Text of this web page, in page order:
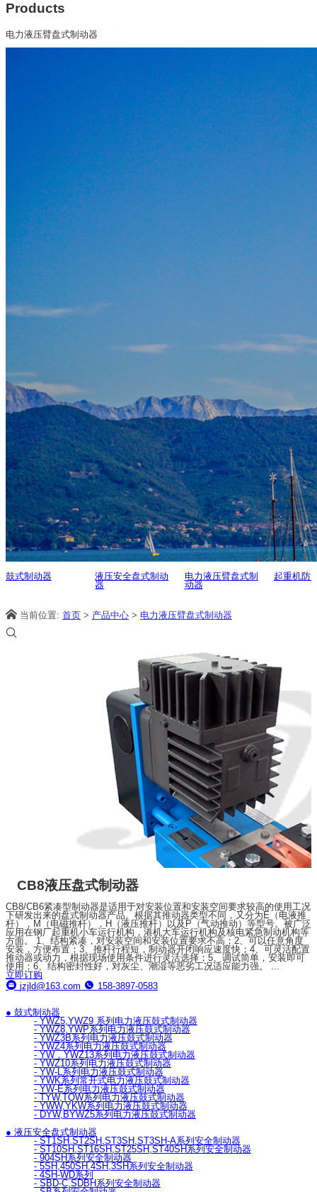
Products
电力液压臂盘式制动器
鼓式制动器
液压安全盘式制动
器
电力液压臂盘式制
动器
起重机防
当前位置: 首页 > 产品中心 > 电力液压臂盘式制动器
CB8液压盘式制动器
CB8/CB6紧凑型制动器是适用于对安装位置和安装空间要求较高的使用工况
下研发出来的盘式制动器产品。根据其推动器类型不同，又分为E（电液推
杆），M（电磁推杆），H（液压推杆）以及P（气动推动）等型号。被广泛
应用在钢厂起重机小车运行机构，港机大车运行机构及核电紧急制动机构等
方面。 1、结构紧凑，对安装空间和安装位置要求不高；2、可以任意角度
安装，方便布置；3、推杆行程短，制动器开闭响应速度快；4、可灵活配置
推动器或动力，根据现场使用条件进行灵活选择；5、调试简单，安装即可
使用；6、结构密封性好，对灰尘、潮湿等恶劣工况适应能力强。 ...
立即订购
jzjld@163.com
158-3897-0583
● 鼓式制动器
- YWZ5,YWZ9 系列电力液压鼓式制动器
- YWZ8,YWP系列电力液压鼓式制动器
- YWZ3B系列电力液压鼓式制动器
- YWZ4系列电力液压鼓式制动器
- YW，YWZ13系列电力液压鼓式制动器
- YWZ10系列电力液压鼓式制动器
- YW-L系列电力液压鼓式制动器
- YWK系列常开式电力液压鼓式制动器
- YW-E系列电力液压鼓式制动器
- TYW,TQW系列电力液压鼓式制动器
- YWW,YKW系列电力液压鼓式制动器
- DYW,BYWZ5系列电力液压鼓式制动器
● 液压安全盘式制动器
- ST1SH.ST2SH,ST3SH,ST3SH-A系列安全制动器
- ST10SH.ST16SH,ST25SH,ST40SH系列安全制动器
- 904SH系列安全制动器
- 5SH,450SH,4SH,3SH系列安全制动器
- 4SH-WD系列
- SBD-C,SDBH系列安全制动器